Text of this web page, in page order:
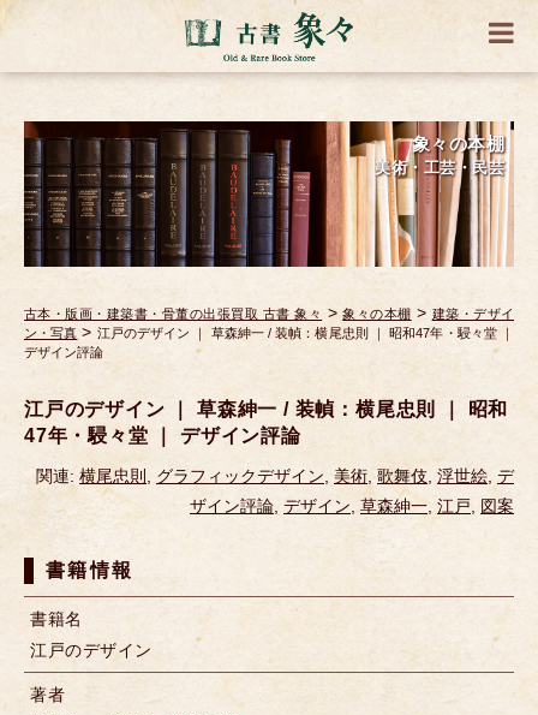
象々の本棚
美術・工芸・民芸
古本・版画・建築書・骨董の出張買取 古書 象々 >象々の本棚 > 建築・デザイ
ン・写真 > 江戸のデザイン ｜ 草森紳一 / 装幀：横尾忠則 ｜ 昭和47年・駸々堂 ｜
デザイン評論
江戸のデザイン ｜ 草森紳一 / 装幀：横尾忠則 ｜ 昭和
47年・駸々堂 ｜ デザイン評論
関連: 横尾忠則 , グラフィックデザイン, 美術,歌舞伎, 浮世絵, デ
ザイン評論, デザイン, 草森紳一,江戸, 図案
書籍情報
書籍名
江戸のデザイン
著者